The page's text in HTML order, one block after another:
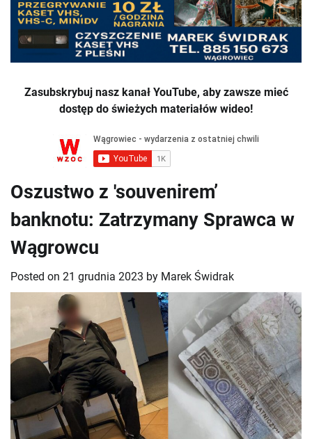
Zasubskrybuj nasz kanał YouTube, aby zawsze mieć
dostęp do świeżych materiałów wideo!
Oszustwo z 'souvenirem’
banknotu: Zatrzymany Sprawca w
Wągrowcu
Posted on 21 grudnia 2023 by Marek Świdrak